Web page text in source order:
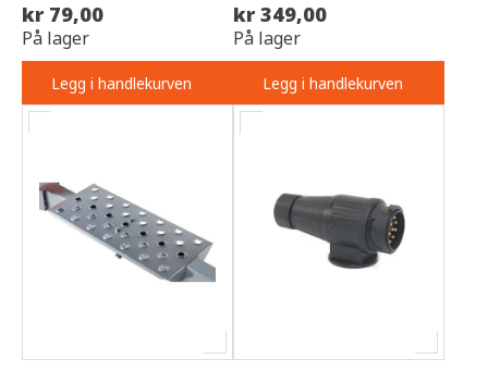
kr 79,00
På lager
Legg i handlekurven
kr 349,00
På lager
Legg i handlekurven